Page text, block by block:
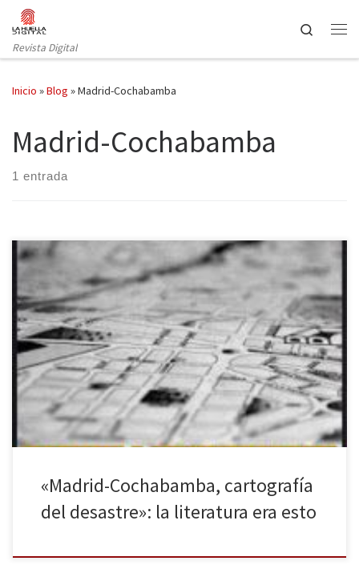
Saltar al contenido
Revista Digital
Search
Inicio »Blog »Madrid-Cochabamba
Madrid-Cochabamba
1 entrada
Dos autores. Dos ciudades. Dos vidas abrazándose y contándose a
través de la más urgente y verdadera literatura. Más que un libro,
un regalo para el lector, una emocionante bomba literaria.
Imaginen un país normal, no este, claro. Imaginen a dos de los
mejores autores vivos, Pablo Cerezal y Claudio […]
«Madrid-Cochabamba, cartografía
del desastre»: la literatura era esto